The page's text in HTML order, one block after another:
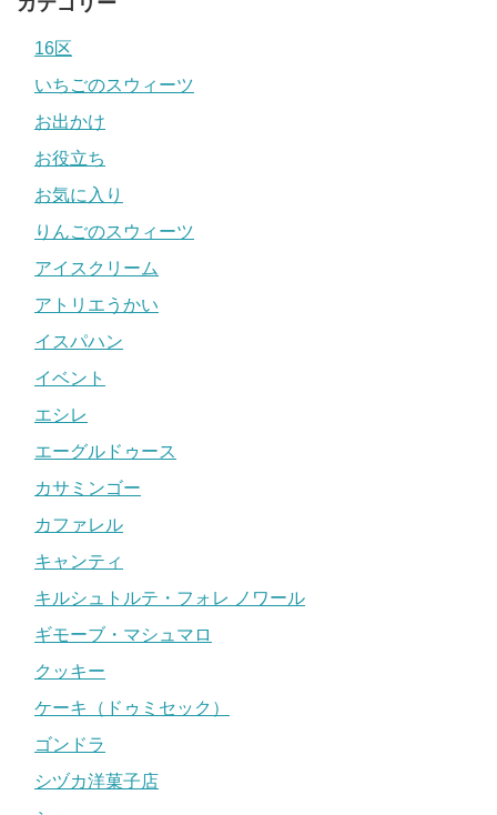
16区
いちごのスウィーツ
お出かけ
お役立ち
お気に入り
りんごのスウィーツ
アイスクリーム
アトリエうかい
イスパハン
イベント
エシレ
エーグルドゥース
カサミンゴー
カファレル
キャンティ
キルシュトルテ・フォレ ノワール
ギモーブ・マシュマロ
クッキー
ケーキ（ドゥミセック）
ゴンドラ
シヅカ洋菓子店